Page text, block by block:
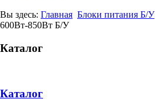
Вы здесь: Главная Блоки питания Б/У
600Вт-850Вт Б/У
Каталог
Каталог